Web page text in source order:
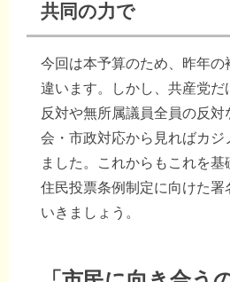
共同の力で
今回は本予算のため、昨年の
違います。しかし、共産党だ
反対や無所属議員全員の反
会・市政対応から見ればカジ
ました。これからもこれを基
住民投票条例制定に向けた署
いきましょう。